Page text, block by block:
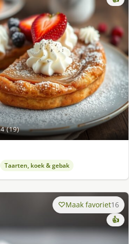
4 (19)
Taarten, koek & gebak
Maak favoriet16
👍